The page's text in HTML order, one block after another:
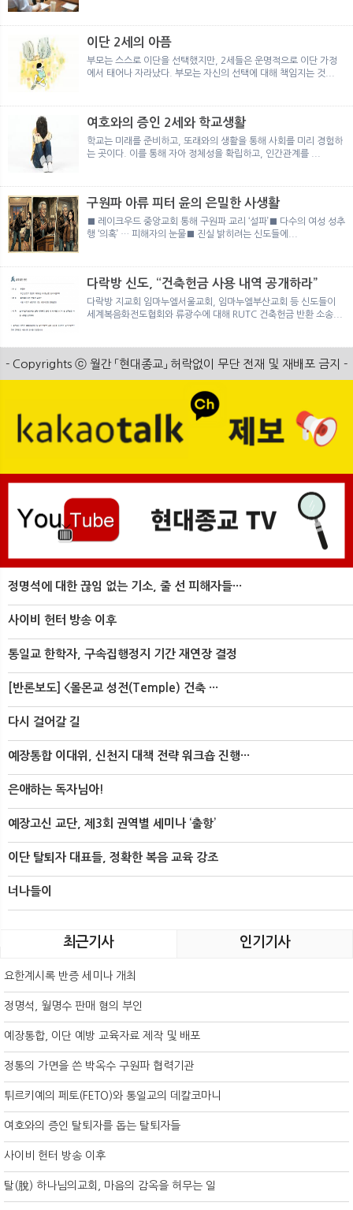
이단 2세의 아픔
부모는 스스로 이단을 선택했지만, 2세들은 운명적으로 이단 가정
에서 태어나 자라났다. 부모는 자신의 선택에 대해 책임지는 것...
여호와의 증인 2세와 학교생활
학교는 미래를 준비하고, 또래와의 생활을 통해 사회를 미리 경험하
는 곳이다. 이를 통해 자아 정체성을 확립하고, 인간관계를 ...
구원파 아류 피터 윤의 은밀한 사생활
■ 레이크우드 중앙교회 통해 구원파 교리 ‘설파’■ 다수의 여성 성추
행 ‘의혹’ … 피해자의 눈물■ 진실 밝히려는 신도들에...
다락방 신도, “건축헌금 사용 내역 공개하라”
다락방 지교회 임마누엘서울교회, 임마누엘부산교회 등 신도들이
세계복음화전도협회와 류광수에 대해 RUTC 건축헌금 반환 소송...
- Copyrights ⓒ 월간 「현대종교」 허락없이 무단 전재 및 재배포 금지 -
정명석에 대한 끊임 없는 기소, 줄 선 피해자들···
사이비 헌터 방송 이후
통일교 한학자, 구속집행정지 기간 재연장 결정
[반론보도] <몰몬교 성전(Temple) 건축 ···
다시 걸어갈 길
예장통합 이대위, 신천지 대책 전략 워크숍 진행···
은애하는 독자님아!
예장고신 교단, 제3회 권역별 세미나 ‘출항’
이단 탈퇴자 대표들, 정확한 복음 교육 강조
너나들이
최근기사 인기기사
요한계시록 반증 세미나 개최
정명석, 월명수 판매 혐의 부인
예장통합, 이단 예방 교육자료 제작 및 배포
정통의 가면을 쓴 박옥수 구원파 협력기관
튀르키예의 페토(FETO)와 통일교의 데칼코마니
여호와의 증인 탈퇴자를 돕는 탈퇴자들
사이비 헌터 방송 이후
탈(脫) 하나님의교회, 마음의 감옥을 허무는 일